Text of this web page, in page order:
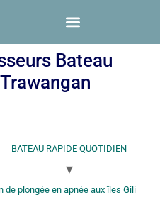
Bateau
BATEAU RAPIDE QUOTIDIEN
de plongée en apnée aux îles Gili